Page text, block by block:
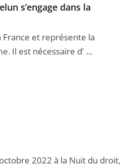
s’engage dans la
et représente la
Il est nécessaire d' ...
2022 à la Nuit du droit,